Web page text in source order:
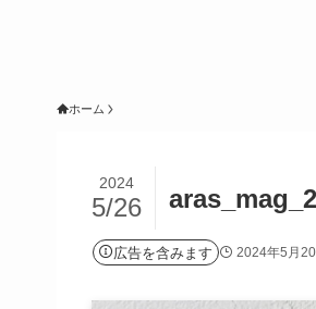
ホーム
2024
5/26
広告を含みます 2024年5月